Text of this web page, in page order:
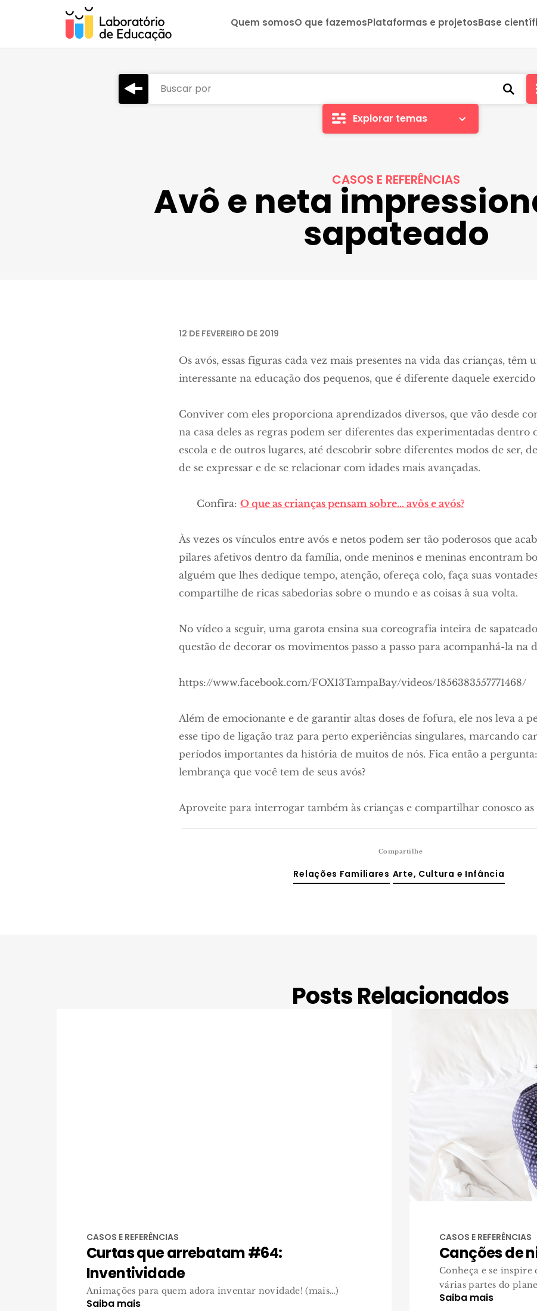
Quem somosO que fazemosPlataformas e projetosBase
Buscar por
Explorar temas
CASOS E REFERÊNCIAS
Avô e neta
sapateado
12 DE FEVEREIRO DE 2019
Os avós, essas figuras cada vez mais presentes na vida das crianças, têm
interessante na educação dos pequenos, que é diferente daquele exercido
Conviver com eles proporciona aprendizados diversos, que vão desde
na casa deles as regras podem ser diferentes das experimentadas
escola e de outros lugares, até descobrir sobre diferentes modos de ser,
de se expressar e de se relacionar com idades mais avançadas.
Confira: O que as crianças pensam sobre… avôs e avós?
Às vezes os vínculos entre avós e netos podem ser tão poderosos que
pilares afetivos dentro da família, onde meninos e meninas encontram
alguém que lhes dedique tempo, atenção, ofereça colo, faça suas
compartilhe de ricas sabedorias sobre o mundo e as coisas à sua volta.
No vídeo a seguir, uma garota ensina sua coreografia inteira de
questão de decorar os movimentos passo a passo para acompanhá-la na
https://www.facebook.com/FOX13TampaBay/videos/1856383557771468/
Além de emocionante e de garantir altas doses de fofura, ele nos leva a
esse tipo de ligação traz para perto experiências singulares, marcando
períodos importantes da história de muitos de nós. Fica então a
lembrança que você tem de seus avós?
Aproveite para interrogar também às crianças e compartilhar conosco as
Compartilhe
Relações Familiares Arte, Cultura e Infância
Posts Relacionados
CASOS E REFERÊNCIAS
Curtas que arrebatam #64:
Inventividade
Animações para quem adora inventar novidade! (mais…)
Saiba mais
CASOS E REFERÊNCIAS
Canções de
Conheça e se inspire
várias partes do
Saiba mais